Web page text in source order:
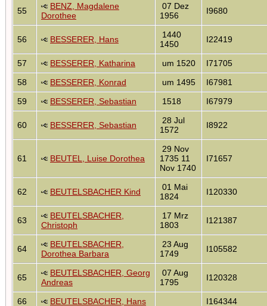
55
BENZ, Magdalene
Dorothee
07 Dez
1956
I9680
56 BESSERER, Hans
1440
1450
I22419
57 BESSERER, Katharina um 1520
I71705
58
BESSERER, Konrad um 1495
I67981
59
BESSERER, Sebastian 1518 I67979
60 BESSERER, Sebastian
28 Jul
1572
I8922
61 BEUTEL, Luise Dorothea
29 Nov
1735 11
Nov 1740
I71657
62 BEUTELSBACHER Kind
01 Mai
1824
I120330
63
BEUTELSBACHER,
Christoph
17 Mrz
1803
I121387
64
BEUTELSBACHER,
Dorothea Barbara
23 Aug
1749
I105582
65
BEUTELSBACHER, Georg
Andreas
07 Aug
1795
I120328
66 BEUTELSBACHER, Hans I164344